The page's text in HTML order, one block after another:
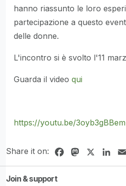
hanno riassunto le loro
partecipazione a questo
delle donne.
L'incontro si è svolto l'11
Guarda il video qui
https://youtu.be/
Share it on: FacebookMastodon
Join & support